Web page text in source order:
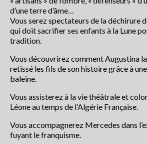
Conteurs et artistes
Le festival conte en fête :
Partenaires
Programme du festival
programme 2018
d’une terre d’âme…
Vous serez spectateurs de la déchirure
qui doit sacrifier ses enfants à la Lune
tradition.
Vous découvrirez comment Augustina
retissé les fils de son histoire grâce à
baleine.
Vous assisterez à la vie théâtrale et
Léone au temps de l’Algérie Française.
Vous accompagnerez Mercedes dans
fuyant le franquisme.